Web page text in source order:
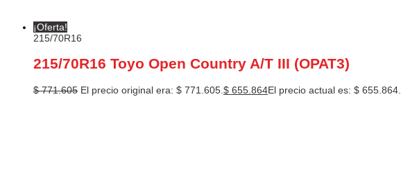
¡Oferta!
215/70R16
215/70R16 Toyo Open Country A/T III (OPAT3)
$771.605 El precio original era: $ 771.605.$ 655.864El precio actual es: $ 655.864.